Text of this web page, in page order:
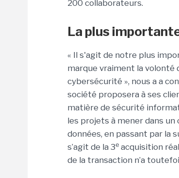
200 collaborateurs.
La plus
« Il s'agit de notre plus
marque vraiment la volonté
cybersécurité », nous a a
société proposera à ses
matière de sécurité
les projets à mener dans
données, en passant par la
s’agit de la 3e acquisition
de la transaction n’a